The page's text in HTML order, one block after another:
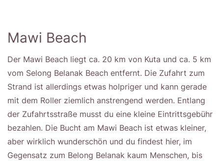
Mawi Beach
Der Mawi Beach liegt ca. 20 km von Kuta und ca. 5 km
vom Selong Belanak Beach entfernt. Die Zufahrt zum
Strand ist allerdings etwas holpriger und kann gerade
mit dem Roller ziemlich anstrengend werden. Entlang
der Zufahrtsstraße musst du eine kleine Eintrittsgebühr
bezahlen. Die Bucht am Mawi Beach ist etwas kleiner,
aber wirklich wunderschön und du findest hier, im
Gegensatz zum Belong Belanak kaum Menschen, bis